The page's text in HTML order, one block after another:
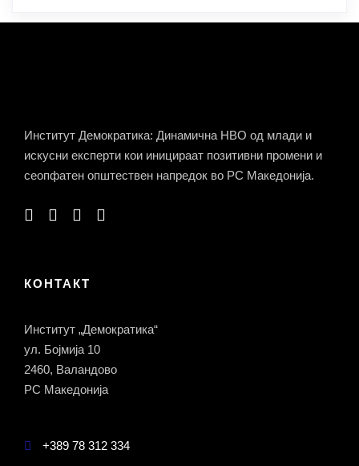
Институт Демократика: Динамична НВО од млади и
искусни експерти кои иницираат позитивни промени и
сеопфатен општествен напредок во РС Македонија.
КОНТАКТ
Институт „Демократика“
ул. Бојмија 10
2460, Валандово
РС Македонија
+389 78 312 334